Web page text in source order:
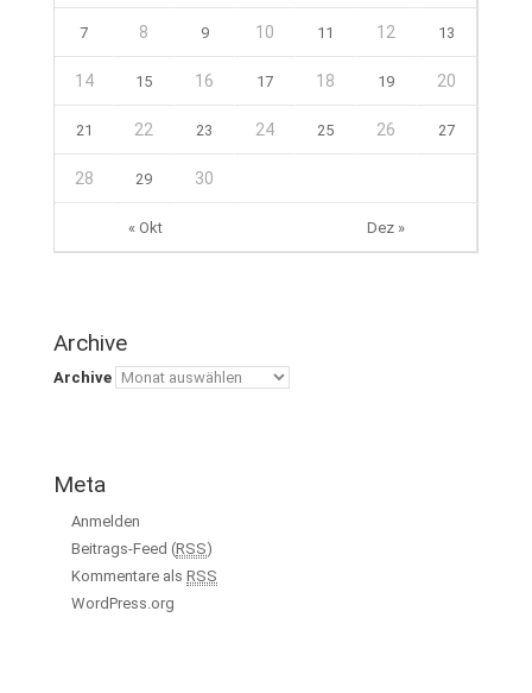
« Okt Dez »
7 8 9 10 11 12 13
14 15 16 17 18 19 20
21 22 23 24 25 26 27
28 29 30
Archive
Archive
Meta
Anmelden
Beitrags-Feed (RSS)
Kommentare als RSS
WordPress.org